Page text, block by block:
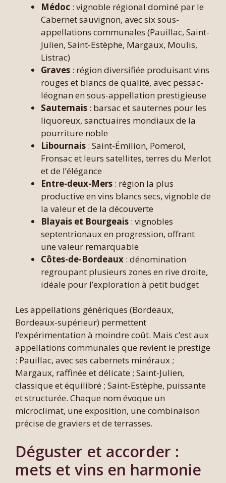
Médoc : vignoble régional dominé par le
Cabernet sauvignon, avec six sous-
appellations communales (Pauillac, Saint-
Julien, Saint-Estèphe, Margaux, Moulis,
Listrac)
Graves : région diversifiée produisant vins
rouges et blancs de qualité, avec pessac-
léognan en sous-appellation prestigieuse
Sauternais : barsac et sauternes pour les
liquoreux, sanctuaires mondiaux de la
pourriture noble
Libournais : Saint-Émilion, Pomerol,
Fronsac et leurs satellites, terres du Merlot
et de l’élégance
Entre-deux-Mers : région la plus
productive en vins blancs secs, vignoble de
la valeur et de la découverte
Blayais et Bourgeais : vignobles
septentrionaux en progression, offrant
une valeur remarquable
Côtes-de-Bordeaux : dénomination
regroupant plusieurs zones en rive droite,
idéale pour l’exploration à petit budget
Les appellations génériques (Bordeaux,
Bordeaux-supérieur) permettent
l’expérimentation à moindre coût. Mais c’est aux
appellations communales que revient le prestige
: Pauillac, avec ses cabernets minéraux ;
Margaux, raffinée et délicate ; Saint-Julien,
classique et équilibré ; Saint-Estèphe, puissante
et structurée. Chaque nom évoque un
microclimat, une exposition, une combinaison
précise de graviers et de terrasses.
Déguster et accorder :
mets et vins en harmonie